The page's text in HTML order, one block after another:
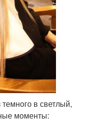
в светлый,
моменты: